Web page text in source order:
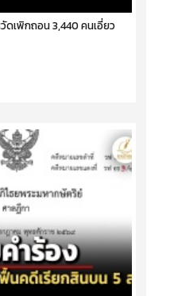
ดเพิกถอน 3,440 คนเอี่ยว